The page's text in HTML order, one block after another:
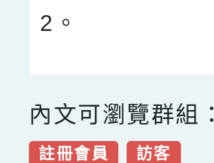
2。
內文可瀏覽群組：
註冊會員 訪客